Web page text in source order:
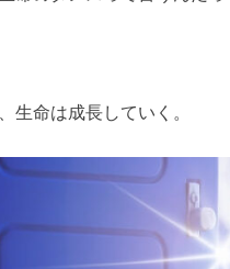
生命は成長していく。